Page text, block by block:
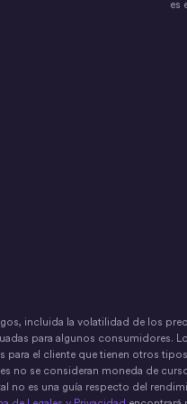
es
incluida la volatilidad de los
para algunos consumidores.
el cliente que tienen otros
no se consideran moneda de
no es una guía respecto del